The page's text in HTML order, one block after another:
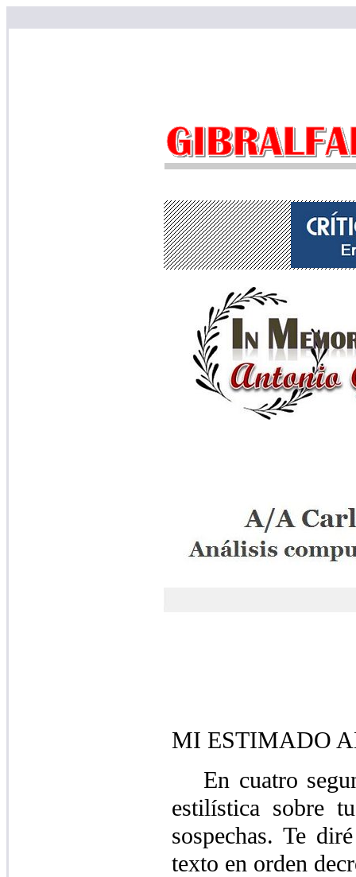
MI ESTIMADO
En cuatro
estilística sobre
sospechas. Te
texto en orden